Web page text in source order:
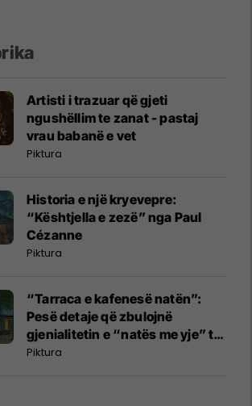
Artisti i trazuar që gjeti
ngushëllim te zanat - pastaj
vrau babanë e vet
Piktura
Historia e një kryevepre:
“Kështjella e zezë” nga Paul
Cézanne
Piktura
“Tarraca e kafenesë natën”:
Pesë detaje që zbulojnë
gjenialitetin e “natës me yje” të
Van Goghut
Piktura